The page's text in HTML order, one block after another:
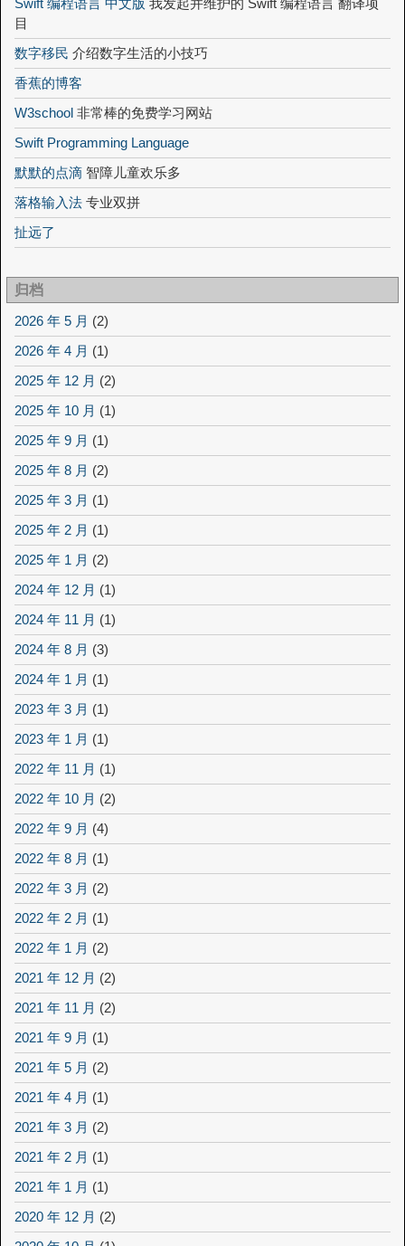
目
数字移民 介绍数字生活的小技巧
香蕉的博客
W3school 非常棒的免费学习网站
Swift Programming Language
默默的点滴 智障儿童欢乐多
落格输入法 专业双拼
扯远了
归档
2026 年 5 月 (2)
2026 年 4 月 (1)
2025 年 12 月 (2)
2025 年 10 月 (1)
2025 年 9 月 (1)
2025 年 8 月 (2)
2025 年 3 月 (1)
2025 年 2 月 (1)
2025 年 1 月 (2)
2024 年 12 月 (1)
2024 年 11 月 (1)
2024 年 8 月 (3)
2024 年 1 月 (1)
2023 年 3 月 (1)
2023 年 1 月 (1)
2022 年 11 月 (1)
2022 年 10 月 (2)
2022 年 9 月 (4)
2022 年 8 月 (1)
2022 年 3 月 (2)
2022 年 2 月 (1)
2022 年 1 月 (2)
2021 年 12 月 (2)
2021 年 11 月 (2)
2021 年 9 月 (1)
2021 年 5 月 (2)
2021 年 4 月 (1)
2021 年 3 月 (2)
2021 年 2 月 (1)
2021 年 1 月 (1)
2020 年 12 月 (2)